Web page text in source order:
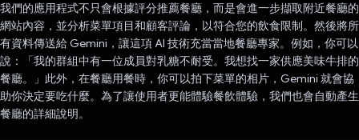
我們的應用程式不只會根據評分推薦餐廳，而是會進一步擷取附近餐廳的
網站內容，並分析菜單項目和顧客評論，以符合您的飲食限制。然後將所
有資料傳送給 Gemini，讓這項 AI 技術充當當地餐廳專家。例如，你可以
說：「我的群組中有一位成員對乳糖不耐受。我想找一家供應美味牛排的
餐廳。」此外，在餐廳用餐時，你可以拍下菜單的相片，Gemini 就會協
助你決定要吃什麼。為了讓使用者更能體驗餐飲體驗，我們也會自動產生
餐廳的詳細說明。